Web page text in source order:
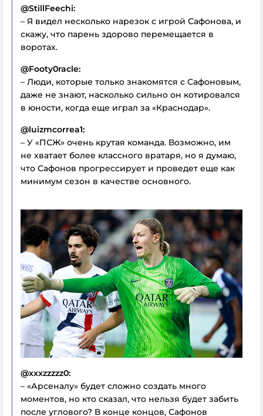
@StillFeechi:
– Я видел несколько нарезок с игрой Сафонова, и
скажу, что парень здорово перемещается в
воротах.
@Footy0racle:
– Люди, которые только знакомятся с Сафоновым,
даже не знают, насколько сильно он котировался
в юности, когда еще играл за «Краснодар».
@luizmcorrea1:
– У «ПСЖ» очень крутая команда. Возможно, им
не хватает более классного вратаря, но я думаю,
что Сафонов прогрессирует и проведет еще как
минимум сезон в качестве основного.
@xxxzzzzz0:
– «Арсеналу» будет сложно создать много
моментов, но кто сказал, что нельзя будет забить
после углового? В конце концов, Сафонов